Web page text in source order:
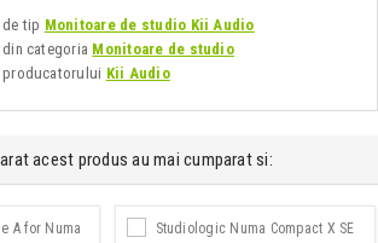
tip Monitoare de studio Kii Audio
categoria Monitoare de studio
Kii Audio
acest produs au mai cumparat si: